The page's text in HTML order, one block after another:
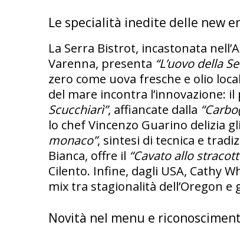
Le specialità inedite delle new
La Serra Bistrot, incastonata
Varenna, presenta “L’uovo della
zero come uova fresche e olio
del mare incontra l’innovazione:
Scucchiarì”, affiancate dalla
lo chef Vincenzo Guarino delizia
monaco”, sintesi di tecnica e
Bianca, offre il “Cavato allo
Cilento. Infine, dagli USA, Cathy
mix tra stagionalità dell’Oregon e
Novità nel menu e